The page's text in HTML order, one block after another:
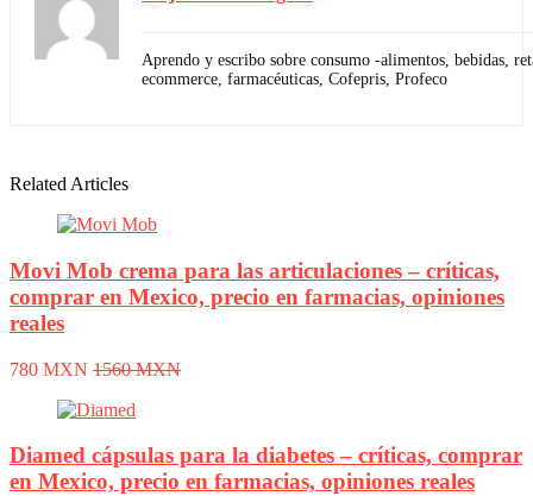
Aprendo y escribo sobre consumo -alimentos, bebidas,
ecommerce, farmacéuticas, Cofepris, Profeco
Related Articles
Movi Mob crema para las articulaciones – críticas,
comprar en Mexico, precio en farmacias, opiniones
reales
780 MXN 1560 MXN
Diamed cápsulas para la diabetes – críticas, comprar
en Mexico, precio en farmacias, opiniones reales